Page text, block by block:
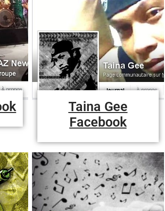
Taina Gee
Facebook